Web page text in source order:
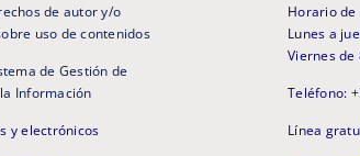
de autor y/o
uso de contenidos
de Gestión de
Información
y electrónicos
Horario de
Lunes a
Viernes de
Teléfono:
Línea